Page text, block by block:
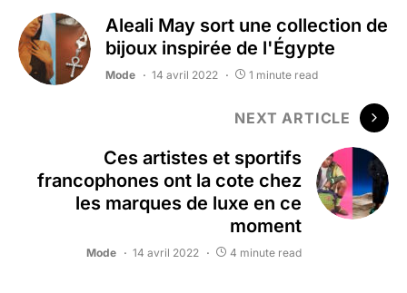
Aleali May sort une collection de
bijoux inspirée de l'Égypte
Mode 14 avril 2022 1 minute read
NEXT ARTICLE
Ces artistes et sportifs
francophones ont la cote chez
les marques de luxe en ce
moment
Mode 14 avril 2022 4 minute read